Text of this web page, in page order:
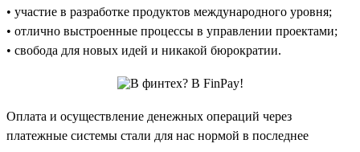
• участие в разработке продуктов международного уровня;
• отлично выстроенные процессы в управлении проектами;
• свобода для новых идей и никакой бюрократии.
Оплата и осуществление денежных операций через
платежные системы стали для нас нормой в последнее